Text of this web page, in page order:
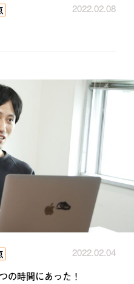
2022.02.08
2022.02.04
の時間にあった！